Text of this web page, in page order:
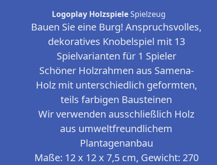
Logoplay HolzspieleSpielzeug
Bauen Sie eine Burg! Anspruchsvolles,
dekoratives Knobelspiel mit 13
Spielvarianten für 1 Spieler
Schöner Holzrahmen aus Samena-
Holz mit unterschiedlich geformten,
teils farbigen Bausteinen
Wir verwenden ausschließlich Holz
aus umweltfreundlichem
Plantagenanbau
Maße: 12 x 12 x 7,5 cm, Gewicht: 270